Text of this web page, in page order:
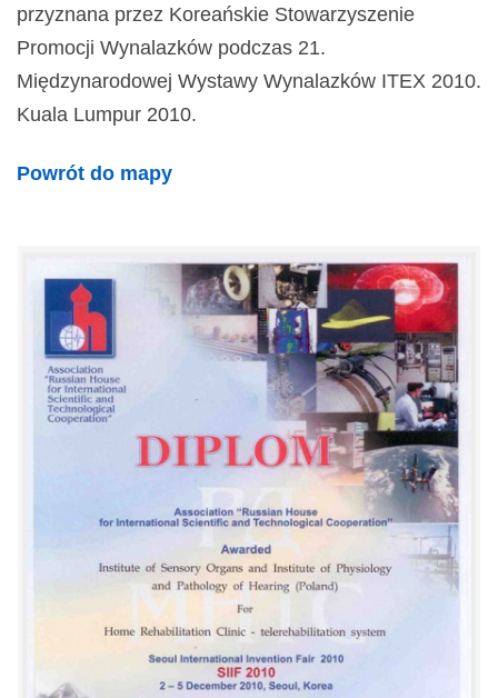
przyznana przez Koreańskie Stowarzyszenie
Promocji Wynalazków podczas 21.
Międzynarodowej Wystawy Wynalazków ITEX 2010.
Kuala Lumpur 2010.
Powrót do mapy